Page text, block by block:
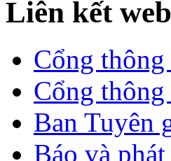
Liên kết
Cổng
Cổng
Ban Tuyên
Báo và